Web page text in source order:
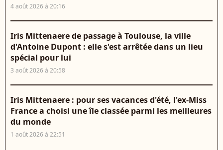
4 août 2026 à 20:16
Iris Mittenaere de passage à Toulouse, la ville
d'Antoine Dupont : elle s'est arrêtée dans un lieu
spécial pour lui
3 août 2026 à 20:58
Iris Mittenaere : pour ses vacances d'été, l'ex-Miss
France a choisi une île classée parmi les meilleures
du monde
1 août 2026 à 22:51